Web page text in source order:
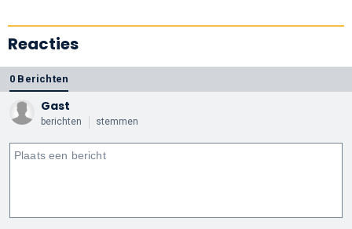
Reacties
0 Berichten
Gast
berichten stemmen